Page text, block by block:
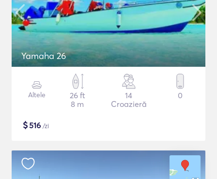
Yamaha 26
Altele
26 ft
8 m
14
Croazieră
0
$516 /zi